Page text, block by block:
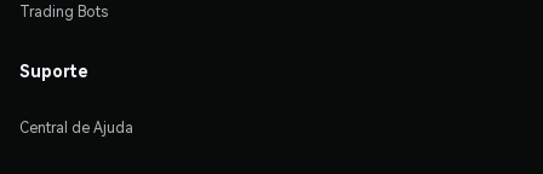
Trading Bots
Suporte
Central de Ajuda